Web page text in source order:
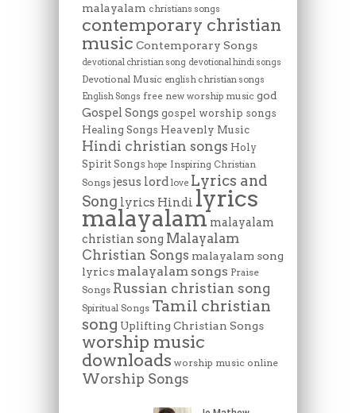
malayalam christians songs
contemporary christian
music Contemporary Songs
devotional christian song devotional hindi songs
Devotional Music english christian songs
English Songs free new worship music god
Gospel Songs gospel worship songs
Healing Songs Heavenly Music
Hindi christian songs Holy
Spirit Songs hope Inspiring Christian
Songs jesus lord love Lyrics and
Song lyrics Hindi lyrics
malayalam malayalam
christian song Malayalam
Christian Songs malayalam song
lyrics malayalam songs Praise
Songs Russian christian song
Spiritual Songs Tamil christian
song Uplifting Christian Songs
worship music
downloads worship music online
Worship Songs